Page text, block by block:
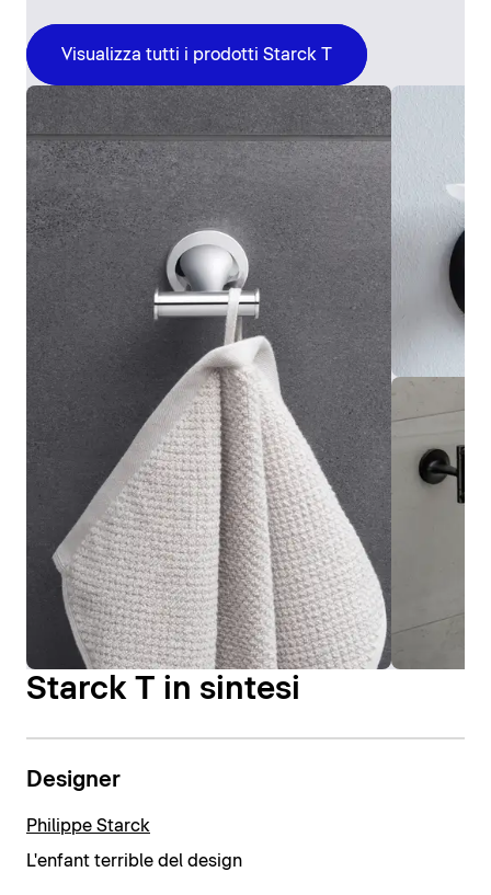
Visualizza tutti i prodotti Starck T
Starck T in sintesi
Designer
Philippe Starck
L'enfant terrible del design